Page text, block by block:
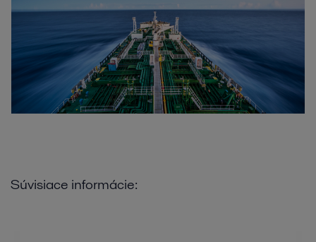
Súvisiace informácie: